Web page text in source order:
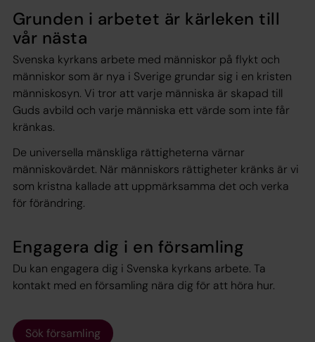
Grunden i arbetet är kärleken till
vår nästa
Svenska kyrkans arbete med människor på flykt och
människor som är nya i Sverige grundar sig i en kristen
människosyn. Vi tror att varje människa är skapad till
Guds avbild och varje människa ett värde som inte får
kränkas.
De universella mänskliga rättigheterna värnar
människovärdet. När människors rättigheter kränks är vi
som kristna kallade att uppmärksamma det och verka
för förändring.
Engagera dig i en församling
Du kan engagera dig i Svenska kyrkans arbete. Ta
kontakt med en församling nära dig för att höra hur.
Sök församling